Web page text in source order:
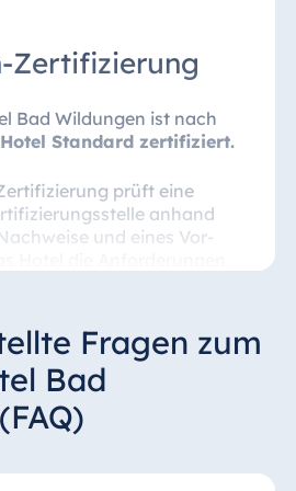
Zertifizierung
Bad Wildungen ist nach
Standard zertifiziert.
prüft eine
anhand
und eines Vor-
Energie- und
Abfallmanagement,
und Regionalität.
die Prüfung
Fragen zum
Bad